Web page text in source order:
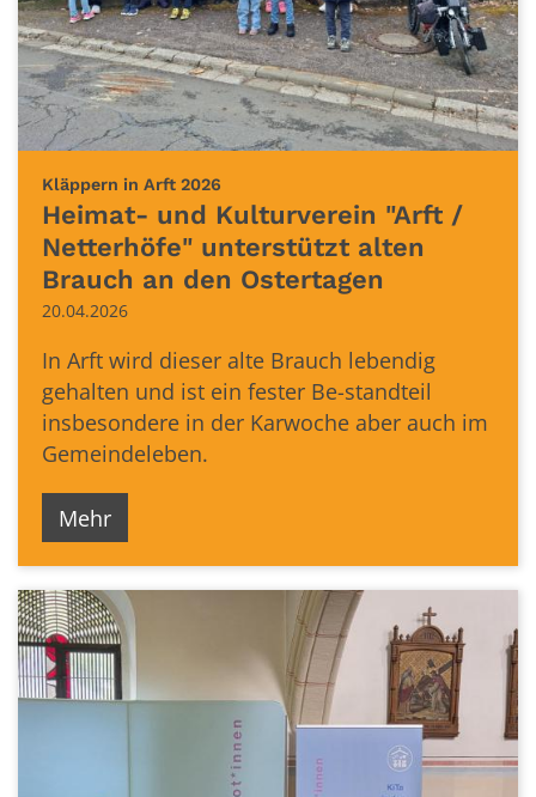
Kläppern in Arft 2026
Heimat- und Kulturverein "Arft /
Netterhöfe" unterstützt alten
Brauch an den Ostertagen
20.04.2026
In Arft wird dieser alte Brauch lebendig
gehalten und ist ein fester Be-standteil
insbesondere in der Karwoche aber auch im
Gemeindeleben.
Mehr